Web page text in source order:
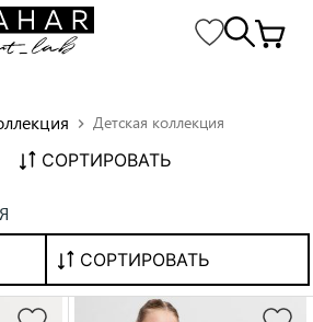
chevron_right Детская коллекция
СОРТИРОВАТЬ
СОРТИРОВАТЬ